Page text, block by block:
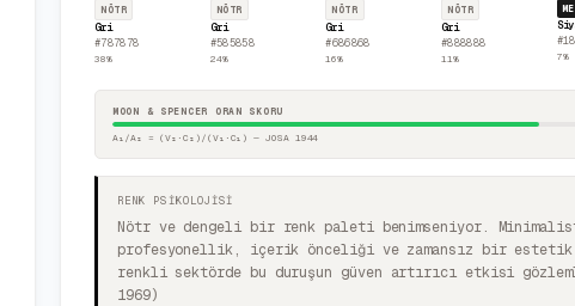
NÖTR
Gri
#787878
38%
NÖTR
Gri
#585858
24%
NÖTR
Gri
#686868
16%
NÖTR
Gri
#888888
11 % 7%
MOON & SPENCER ORAN SKORU
A₁/A₂ = (V₂·C₂)/(V₁·C₁) — JOSA 1944
RENK PSİKOLOJİSİ
Nötr ve dengeli bir renk paleti benimseniyor.
profesyonellik, içerik önceliği ve zamansız bir
renkli sektörde bu duruşun güven artırıcı etkisi
1969)